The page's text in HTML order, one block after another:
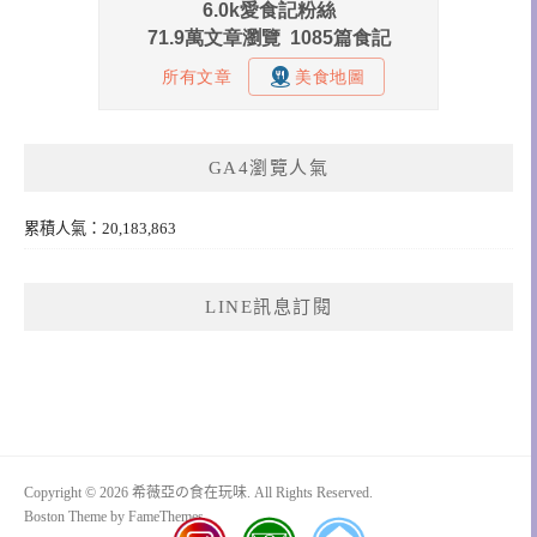
GA4瀏覽人氣
累積人氣：20,183,863
LINE訊息訂閱
Copyright © 2026 希薇亞の食在玩味. All Rights Reserved.
Boston Theme by FameThemes